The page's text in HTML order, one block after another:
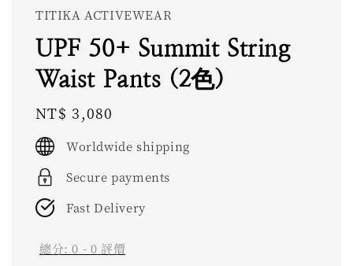
TITIKA ACTIVEWEAR
UPF 50+ Summit String
Waist Pants (2色)
Regular
price
NT$ 3,080
Worldwide shipping
Secure payments
Fast Delivery
總分:0 - 0 評價